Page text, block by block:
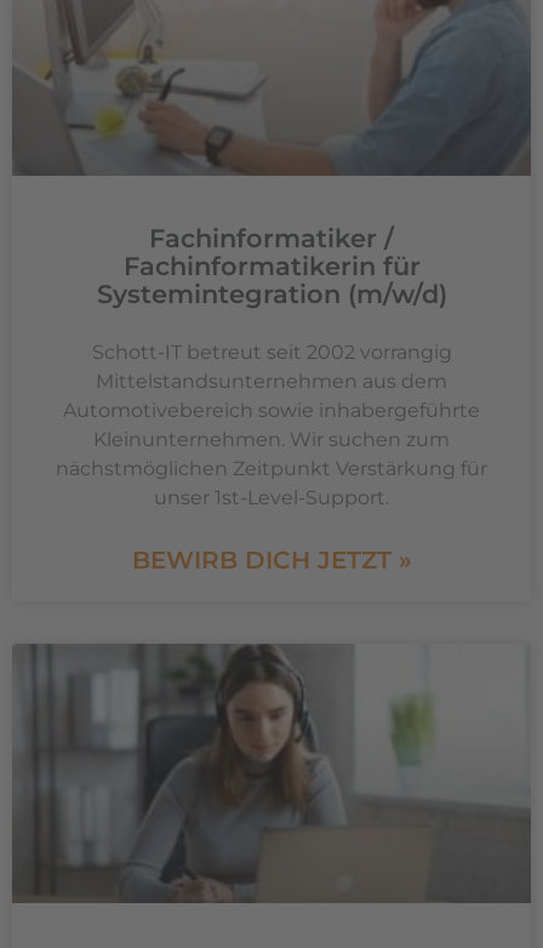
Fachinformatiker /
Fachinformatikerin für
Systemintegration (m/w/d)
Schott-IT betreut seit 2002 vorrangig
Mittelstandsunternehmen aus dem
Automotivebereich sowie inhabergeführte
Kleinunternehmen. Wir suchen zum
nächstmöglichen Zeitpunkt Verstärkung für
unser 1st-Level-Support.
BEWIRB DICH JETZT »